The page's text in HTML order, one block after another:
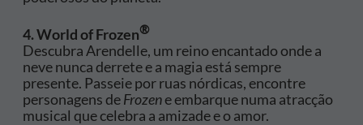
4. World of Frozen®
Descubra Arendelle, um reino encantado onde a
neve nunca derrete e a magia está sempre
presente. Passeie por ruas nórdicas, encontre
personagens deFrozene embarque numa atracção
musical que celebra a amizade e o amor.